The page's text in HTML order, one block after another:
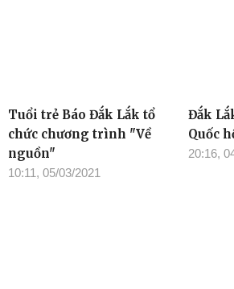
Tuổi trẻ Báo Đắk Lắk tổ
chức chương trình "Về
nguồn"
10:11, 05/03/2021
Đắk
Quốc
20:16,